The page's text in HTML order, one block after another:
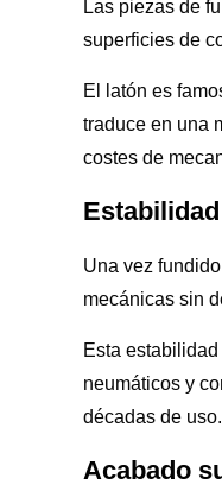
Las piezas de
superficies de
El latón es
traduce en una
costes de
Una vez
mecánicas sin
Esta
neumáticos y
décadas de uso.
Acabado